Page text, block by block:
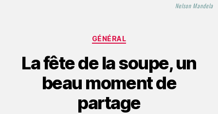
Nelson Mandela
GÉNÉRAL
La fête de la soupe, un
beau moment de
partage